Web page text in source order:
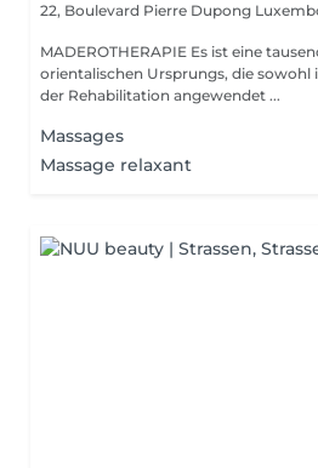
22, Boulevard Pierre Dupong
MADEROTHERAPIE Es ist eine tausend Jahre alte Technik
orientalischen Ursprungs, die sowohl
der Rehabilitation angewendet ...
Massages
Massage relaxant